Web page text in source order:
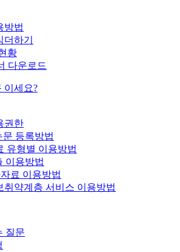
방법
더하기
황
다운로드
이세요?
권한
문 등록방법
유형별 이용방법
이용방법
료 이용방법
취약계층 서비스 이용방법
질문